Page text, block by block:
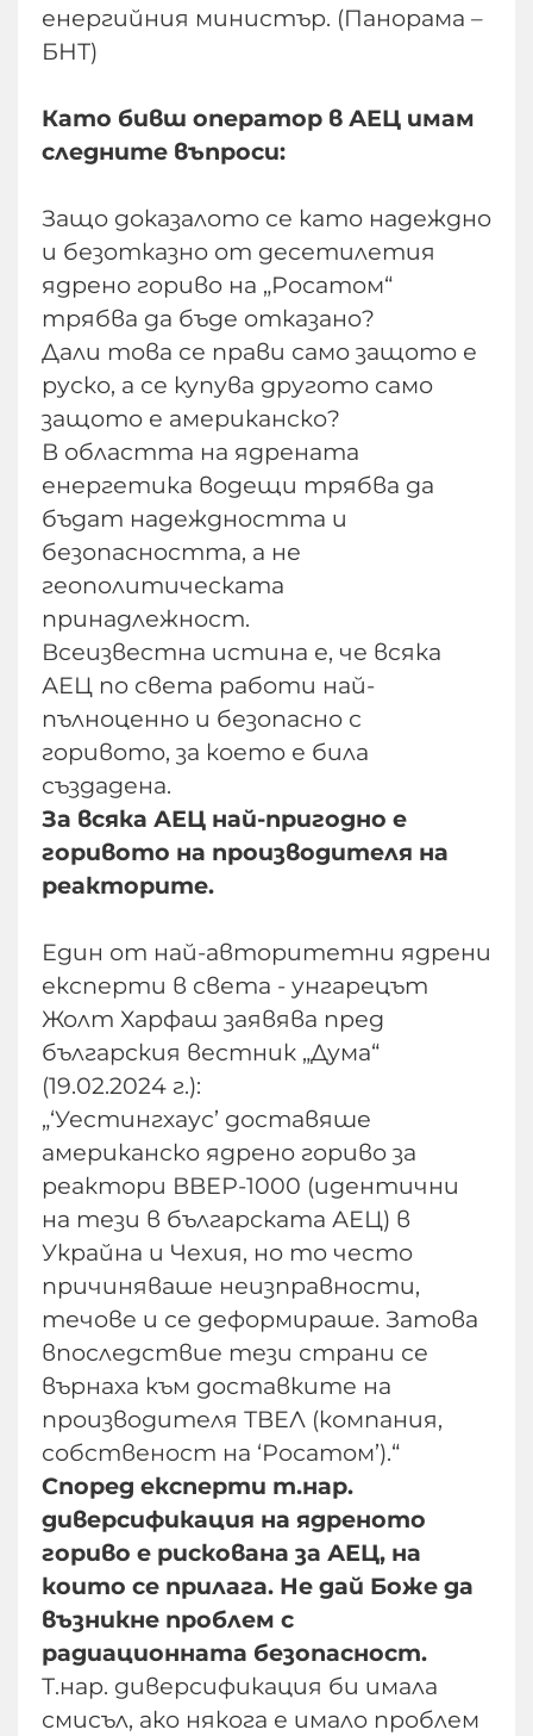
енергийния министър. (Панорама –
БНТ)
Като бивш оператор в АЕЦ имам
следните въпроси:
Защо доказалото се като надеждно
и безотказно от десетилетия
ядрено гориво на „Росатом“
трябва да бъде отказано?
Дали това се прави само защото е
руско, а се купува другото само
защото е американско?
В областта на ядрената
енергетика водещи трябва да
бъдат надеждността и
безопасността, а не
геополитическата
принадлежност.
Всеизвестна истина е, че всяка
АЕЦ по света работи най-
пълноценно и безопасно с
горивото, за което е била
създадена.
За всяка АЕЦ най-пригодно е
горивото на производителя на
реакторите.
Един от най-авторитетни ядрени
експерти в света - унгарецът
Жолт Харфаш заявява пред
българския вестник „Дума“
(19.02.2024 г.):
„‘Уестингхаус’ доставяше
американско ядрено гориво за
реактори ВВЕР-1000 (идентични
на тези в българската АЕЦ) в
Украйна и Чехия, но то често
причиняваше неизправности,
течове и се деформираше. Затова
впоследствие тези страни се
върнаха към доставките на
производителя ТВЕЛ (компания,
собственост на ‘Росатом’).“
Според експерти т.нар.
диверсификация на ядрeното
гориво е рискована за АЕЦ, на
които се прилага. Не дай Боже да
възникне проблем с
радиационната безопасност.
Т.нар. диверсификация би имала
смисъл, ако някога е имало проблем